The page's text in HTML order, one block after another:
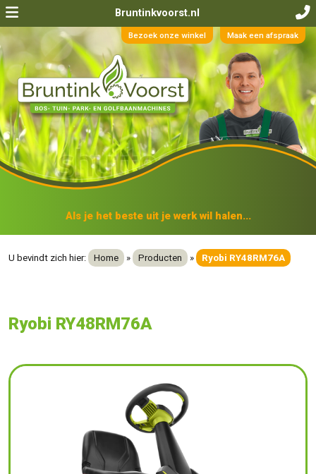
Bruntinkvoorst.nl
Bezoek onze winkel Maak een afspraak
Als je het beste uit je werk wil halen...
U bevindt zich hier: Home » Producten » Ryobi RY48RM76A
Ryobi RY48RM76A